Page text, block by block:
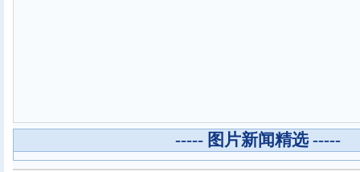
----- 图片新闻精选 -----